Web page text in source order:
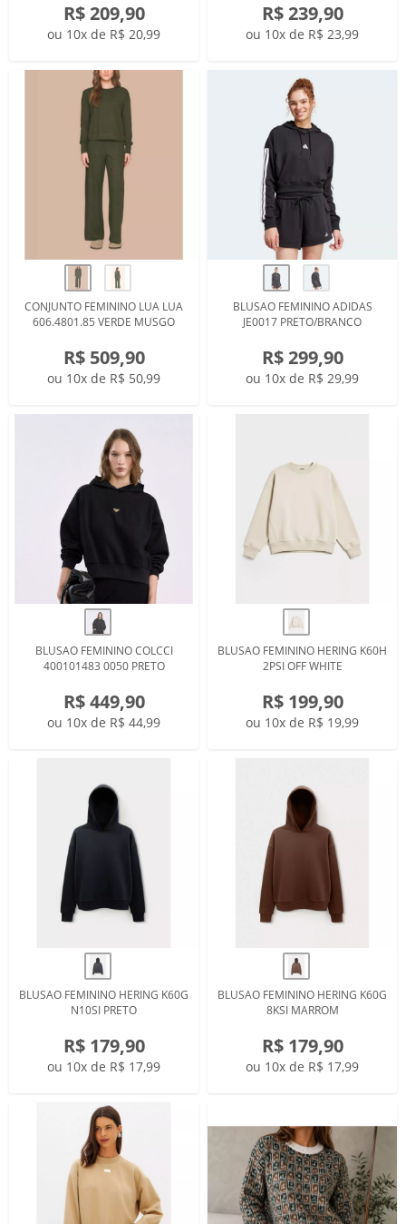
R$ 209,90
ou 10x de R$ 20,99
R$ 239,90
ou 10x de R$ 23,99
CONJUNTO FEMININO LUA LUA
606.4801.85 VERDE MUSGO
R$ 509,90
ou 10x de R$ 50,99
BLUSAO FEMININO ADIDAS
JE0017 PRETO/BRANCO
R$ 299,90
ou 10x de R$ 29,99
BLUSAO FEMININO COLCCI
400101483 0050 PRETO
R$ 449,90
ou 10x de R$ 44,99
BLUSAO FEMININO HERING K60H
2PSI OFF WHITE
R$ 199,90
ou 10x de R$ 19,99
BLUSAO FEMININO HERING K60G
N10SI PRETO
R$ 179,90
ou 10x de R$ 17,99
BLUSAO FEMININO HERING K60G
8KSI MARROM
R$ 179,90
ou 10x de R$ 17,99